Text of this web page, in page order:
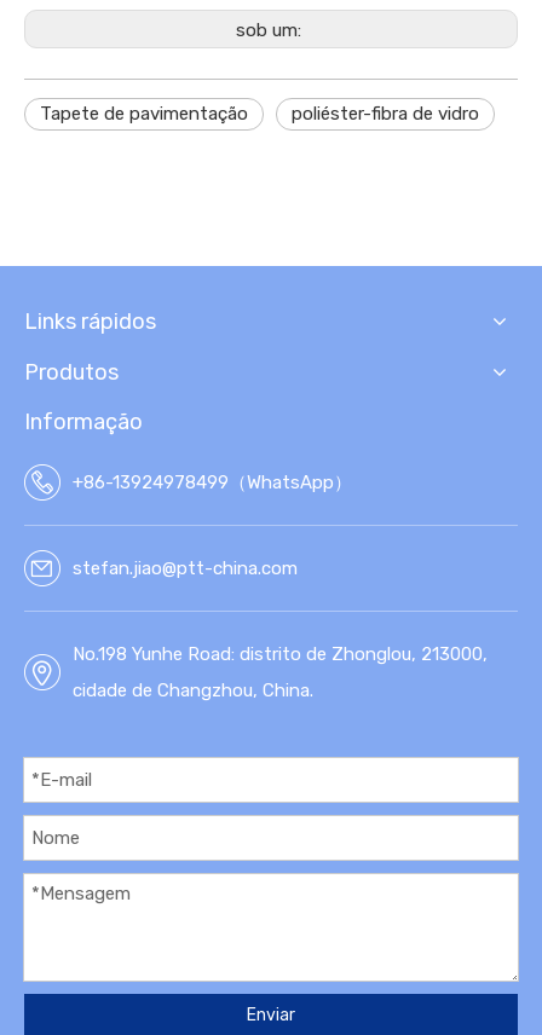
sob um:
Tapete de pavimentação poliéster-fibra de vidro
Links rápidos
Produtos
Informação
+86-13924978499（WhatsApp）
stefan.jiao@ptt-china.com
No.198 Yunhe Road: distrito de Zhonglou, 213000,
cidade de Changzhou, China.
Enviar